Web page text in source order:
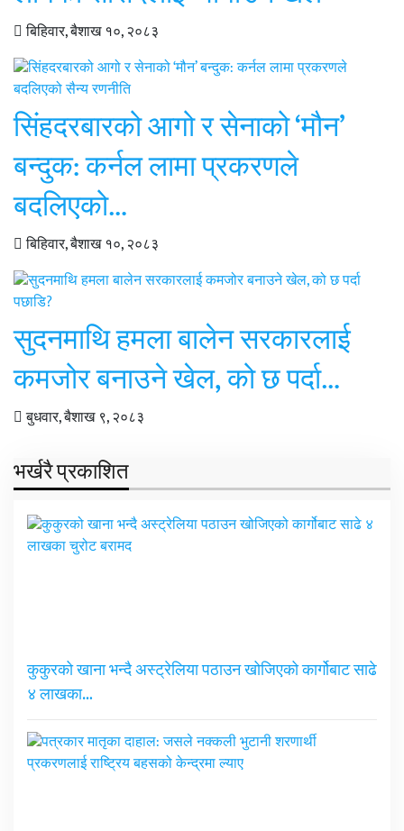
बिहिवार, बैशाख १०, २०८३
सिंहदरबारको आगो र सेनाको ‘मौन’
बन्दुक: कर्नल लामा प्रकरणले
बदलिएको…
बिहिवार, बैशाख १०, २०८३
सुदनमाथि हमला बालेन सरकारलाई
कमजोर बनाउने खेल, को छ पर्दा…
बुधवार, बैशाख ९, २०८३
भर्खरै प्रकाशित
कुकुरको खाना भन्दै अस्ट्रेलिया पठाउन खोजिएको कार्गोबाट साढे
४ लाखका…